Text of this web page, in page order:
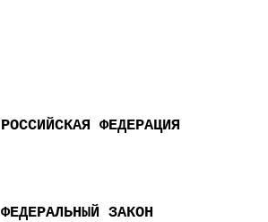
РОССИЙСКАЯ ФЕДЕРАЦИЯ
ФЕДЕРАЛЬНЫЙ ЗАКОН